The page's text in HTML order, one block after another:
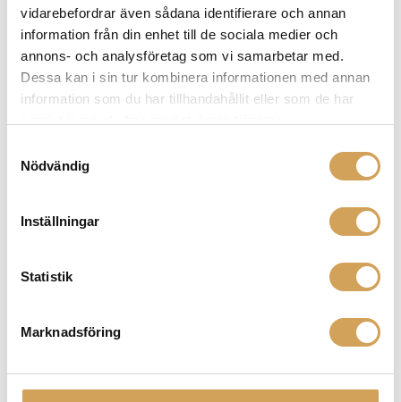
vidarebefordrar även sådana identifierare och annan
information från din enhet till de sociala medier och
annons- och analysföretag som vi samarbetar med.
Dessa kan i sin tur kombinera informationen med annan
information som du har tillhandahållit eller som de har
Nödvändig
Inställningar
Statistik
Marknadsföring
Bas:
5.25 tum